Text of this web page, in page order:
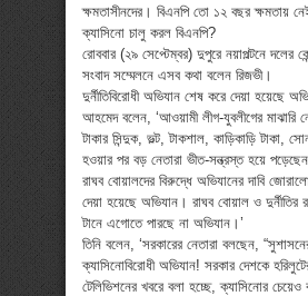
ক্ষমতাসীনদের। বিএনপি তো ১২ বছর ক্ষমতায়
ক্যাসিনো চালু করল বিএনপি?
রোববার (২৯ সেপ্টেম্বর) দুপুরে নয়াপল্টনে দলের
সংবাদ সম্মেলনে এসব কথা বলেন রিজভী।
দুর্নীতিবিরোধী অভিযান শেষ করে দেয়া হয়েছে
আহমেদ বলেন, ‘আওয়ামী লীগ-যুবলীগের মাঝারি
টাকার সিন্দুক, ভল্ট, টাকশাল, কাড়িকাড়ি টাকা,
হওয়ার পর বড় নেতারা ভীত-সন্ত্রস্ত হয়ে
রাঘব বোয়ালদের বিরুদ্ধে অভিযানের দাবি
দেয়া হয়েছে অভিযান। রাঘব বোয়াল ও দুর্নীতির
টানে এগোতে পারছে না অভিযান।’
তিনি বলেন, ‘সরকারের নেতারা বলছেন,
ক্যাসিনোবিরোধী অভিযান! সরকার দেশকে
টেলিভিশনের খবরে বলা হচ্ছে, ক্যাসিনোর চেয়েও